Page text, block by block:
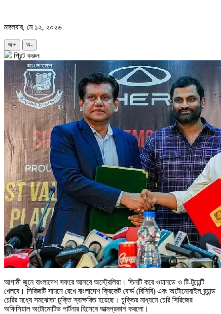
মঙ্গলবার, মে ১২, ২০২৬
অ+ অ-
প্রিন্ট করুন
আগামী জুনে বাংলাদেশ সফরে আসবে অস্ট্রেলিয়া। তিনটি করে ওয়ানডে ও টি-টুয়েন্টি
খেলবে। সিরিজটি সামনে রেখে বাংলাদেশ ক্রিকেট বোর্ড (বিসিবি) এবং অটোমোবাইল ব্র্যান্ড
চেরির মধ্যে সমঝোতা চুক্তি স্বাক্ষরিত হয়েছে। চুক্তির মাধ্যমে চেরি সিরিজের
অফিসিয়াল অটোমোটিভ পার্টনার হিসেবে আত্মপ্রকাশ করলো।